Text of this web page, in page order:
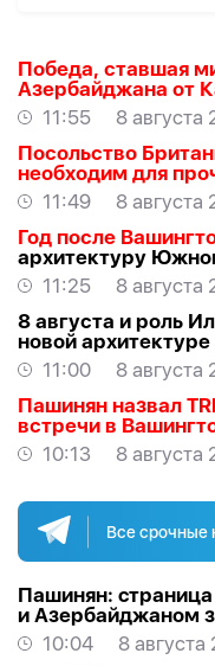
Победа, ставшая
Азербайджана от
11:55
8 августа
Посольство
необходим для
11:49
8 августа
Год после
архитектуру
11:25
8 августа
8 августа и роль
новой
11:00
8 августа
Пашинян назвал
встречи в
10:13
8 августа
Все срочные
Пашинян:
и Азербайджаном
10:04
8 августа